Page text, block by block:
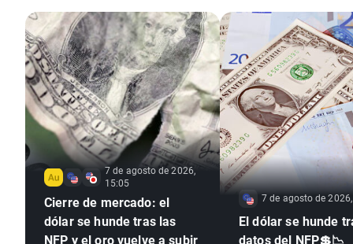
7 de agosto de 2026,
15:05
Cierre de mercado: el
dólar se hunde tras las
NFP y el oro vuelve a subir
7 de agosto de
El dólar se hunde
datos del NFP💲📉